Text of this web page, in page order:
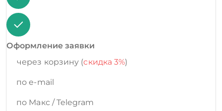
Оформление заявки
через корзину (скидка 3%)
по e-mail
по Макс / Telegram